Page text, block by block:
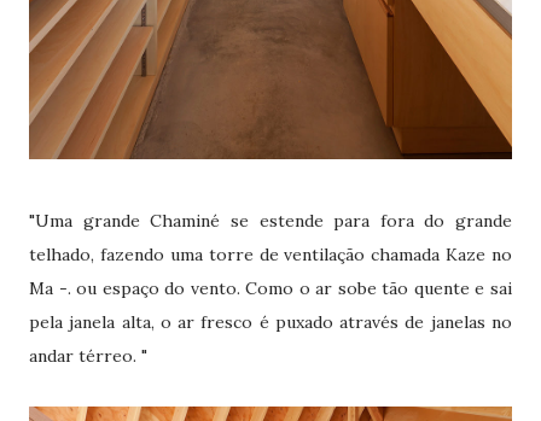
"Uma grande Chaminé se estende para fora do grande
telhado, fazendo uma torre de ventilação chamada Kaze no
Ma -. ou espaço do vento. Como o ar sobe tão quente e sai
pela janela alta, o ar fresco é puxado através de janelas no
andar térreo. "